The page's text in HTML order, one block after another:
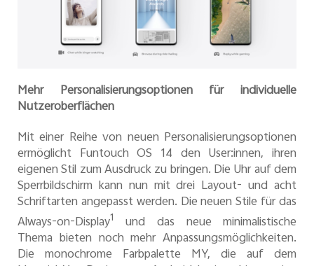
Mehr Personalisierungsoptionen für individuelle
Nutzeroberflächen
Mit einer Reihe von neuen Personalisierungsoptionen
ermöglicht Funtouch OS 14 den User:innen, ihren
eigenen Stil zum Ausdruck zu bringen. Die Uhr auf dem
Sperrbildschirm kann nun mit drei Layout- und acht
Schriftarten angepasst werden. Die neuen Stile für das
Always-on-Display1
und das neue minimalistische
Thema bieten noch mehr Anpassungsmöglichkeiten.
Die monochrome Farbpalette MY, die auf dem